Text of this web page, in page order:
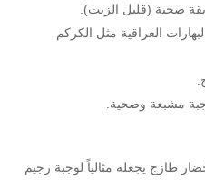
صحية (قليل الزيت).
العراقية مثل الكركم
مشبعة وصحية.
طازج يجعله مثالياً لوجبة رجيم